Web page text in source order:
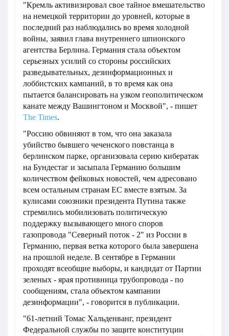
"Кремль активизировал свое тайное вмешательство
на немецкой территории до уровней, которые в
последний раз наблюдались во время холодной
войны, заявил глава внутреннего шпионского
агентства Берлина. Германия стала объектом
серьезных усилий со стороны российских
разведывательных, дезинформационных и
лоббистских кампаний, в то время как она
пытается балансировать на узком геополитическом
канате между Вашингтоном и Москвой", - пишет
The Times.
"Россию обвиняют в том, что она заказала
убийство бывшего чеченского повстанца в
берлинском парке, организовала серию кибератак
на Бундестаг и засыпала Германию большим
количеством фейковых новостей, чем адресовано
всем остальным странам ЕС вместе взятым. За
кулисами союзники президента Путина также
стремились мобилизовать политическую
поддержку вызывающего много споров
газопровода "Северный поток - 2" из России в
Германию, первая ветка которого была завершена
на прошлой неделе. В сентябре в Германии
проходят всеобщие выборы, и кандидат от Партии
зеленых - ярая противница трубопровода - по
сообщениям, стала объектом кампании
дезинформации", - говорится в публикации.
"61-летний Томас Хальденванг, президент
Федеральной службы по защите конституции